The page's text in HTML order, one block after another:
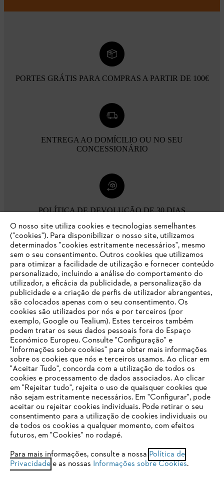
PORTES GRÁTIS PARA COMPRAS A PARTIR DE 100€
ENTREGA AO DOMÍCILIO OU NO SEU
CONCESSIONÁRIO
POLÍTICA DE DEVOLUÇÃO DE 30 DIAS
Opções de pagamento
Empresa
FAQs Loja Online
Contacto
Condições gerais de venda Proteção de Dados
O SEU NAVEGADOR NÃO SUPORTA
ESTE WEBSITE
Está utilizar um navegador que ainda não suportamos. Para
obter o melhor uso de nosso site, recomendamos que altere
para um dos seguintes navegadores:
firefox chrome
O nosso site utiliza cookies e tecnologias semelhantes
("cookies"). Para disponibilizar o nosso site, utilizamos
determinados "cookies estritamente necessários", mesmo
sem o seu consentimento. Outros cookies que utilizamos
para otimizar a facilidade de utilização e fornecer conteúdo
personalizado, incluindo a análise do comportamento do
utilizador, a eficácia da publicidade, a personalização da
publicidade e a criação de perfis de utilizador abrangentes,
são colocados apenas com o seu consentimento. Os
cookies são utilizados por nós e por terceiros (por
exemplo, Google ou Tealium). Estes terceiros também
podem tratar os seus dados pessoais fora do Espaço
Económico Europeu. Consulte "Configuração" e
"Informações sobre cookies" para obter mais informações
sobre os cookies que nós e terceiros usamos. Ao clicar em
"Aceitar Tudo", concorda com a utilização de todos os
cookies e processamento de dados associados. Ao clicar
em "Rejeitar tudo", rejeita o uso de quaisquer cookies que
não sejam estritamente necessários. Em "Configurar", pode
aceitar ou rejeitar cookies individuais. Pode retirar o seu
consentimento para a utilização de cookies individuais ou
de todos os cookies a qualquer momento, com efeitos
futuros, em "Cookies" no rodapé.
Para mais informações, consulte a nossa Política de
Privacidadee as nossas Informações sobre Cookies.